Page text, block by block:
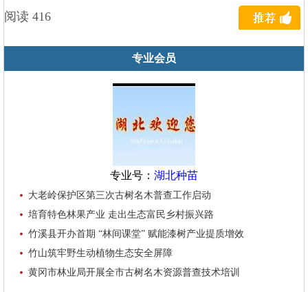
阅读 416
专业会员
专业号： 湖北种苗
大老岭保护区第三次古树名木普查工作启动
培育特色林果产业 走出生态富民乡村振兴路
竹溪县开办首期 “林间课堂” 赋能漆树产业提质增效
竹山筑牢野生动植物生态安全屏障
黄冈市林业局开展全市古树名木资源普查技术培训